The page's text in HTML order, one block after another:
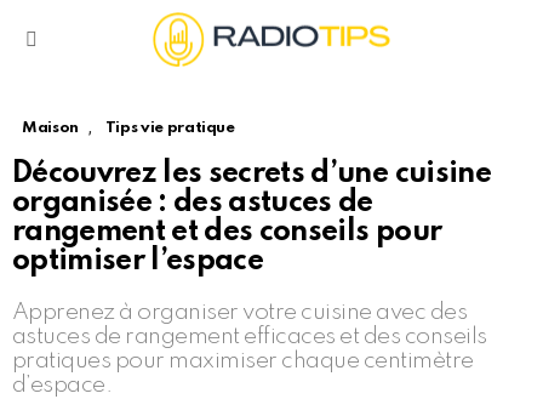
Maison , Tips vie pratique
Découvrez les secrets d’une cuisine
organisée : des astuces de
rangement et des conseils pour
optimiser l’espace
Apprenez à organiser votre cuisine avec des
astuces de rangement efficaces et des conseils
pratiques pour maximiser chaque centimètre
d’espace.